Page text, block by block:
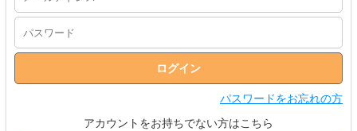
パスワードをお忘れの方
アカウントをお持ちでない方はこちら